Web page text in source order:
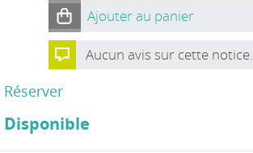
Ajouter au panier
Aucun avis sur cette notice.
Réserver
Disponible